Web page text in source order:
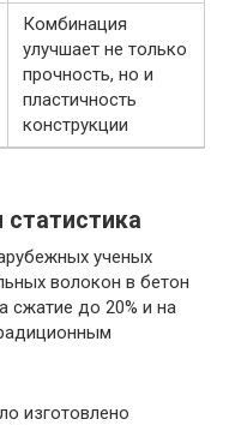
Комбинация
улучшает не только
прочность, но и
пластичность
конструкции
ученых
волокон в бетон
сжатие до 20% и на
изготовлено